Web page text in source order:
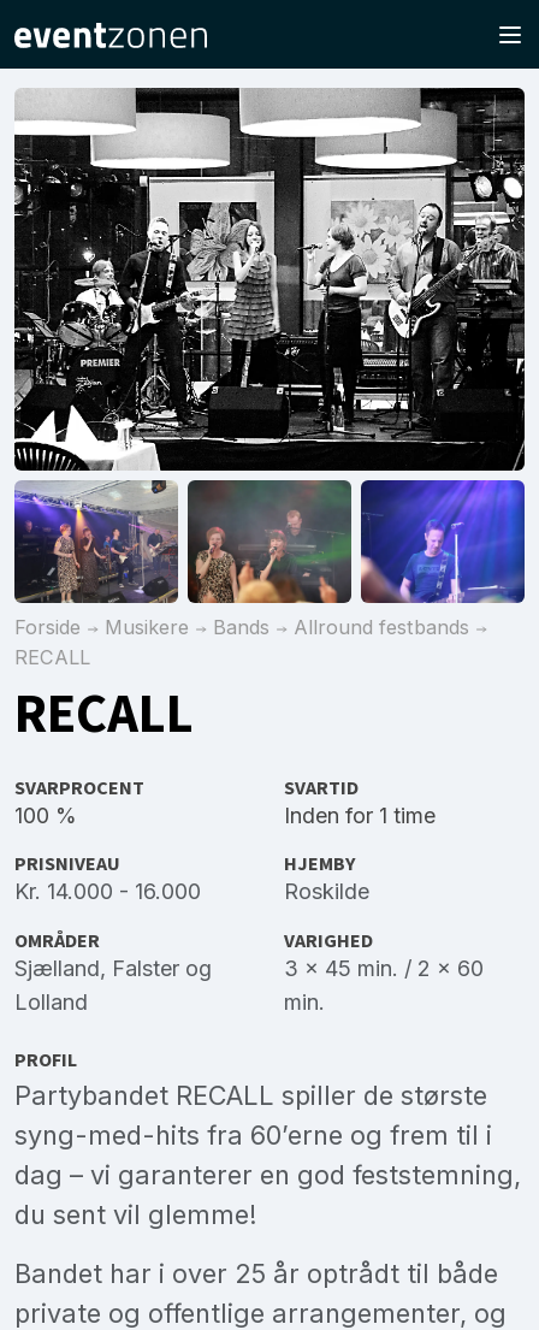
Forside Musikere Bands
Allround festbands
RECALL
RECALL
SVARPROCENT
100 %
SVARTID
Inden for 1 time
PRISNIVEAU
Kr. 14.000 - 16.000
HJEMBY
Roskilde
OMRÅDER
Sjælland, Falster og
Lolland
VARIGHED
3 x 45 min. / 2 x 60
min.
PROFIL
Partybandet RECALL spiller de største
syng-med-hits fra 60’erne og frem til i
dag – vi garanterer en god feststemning,
du sent vil glemme!
Bandet har i over 25 år optrådt til både
private og offentlige arrangementer, og